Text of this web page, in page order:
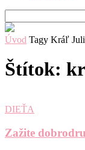
Úvod Tagy Kráľ
Štítok:
DIEŤA
Zažite